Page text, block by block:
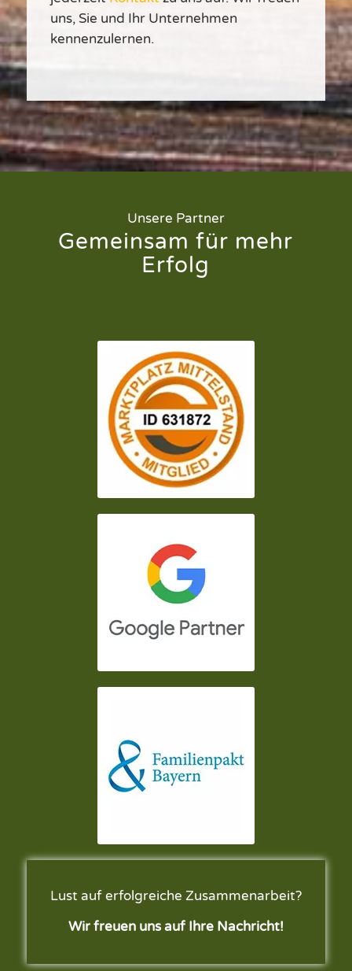
uns, Sie und Ihr Unternehmen
kennenzulernen.
Unsere Partner
Gemeinsam für mehr
Erfolg
Lust auf erfolgreiche Zusammenarbeit?
Wir freuen uns auf Ihre Nachricht!